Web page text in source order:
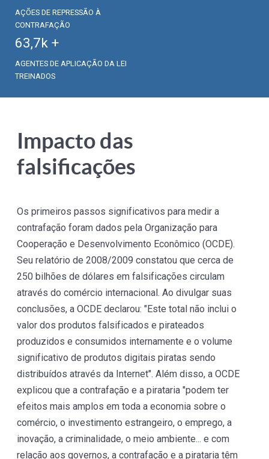
AÇÕES DE REPRESSÃO À
CONTRAFAÇÃO
63,7k +
AGENTES DE APLICAÇÃO DA LEI
TREINADOS
Impacto das
falsificações
Os primeiros passos significativos para medir a
contrafação foram dados pela Organização para
Cooperação e Desenvolvimento Econômico (OCDE).
Seu relatório de 2008/2009 constatou que cerca de
250 bilhões de dólares em falsificações circulam
através do comércio internacional. Ao divulgar suas
conclusões, a OCDE declarou: "Este total não inclui o
valor dos produtos falsificados e pirateados
produzidos e consumidos internamente e o volume
significativo de produtos digitais piratas sendo
distribuídos através da Internet". Além disso, a OCDE
explicou que a contrafação e a pirataria "podem ter
efeitos mais amplos em toda a economia sobre o
comércio, o investimento estrangeiro, o emprego, a
inovação, a criminalidade, o meio ambiente... e com
relação aos governos, a contrafação e a pirataria têm